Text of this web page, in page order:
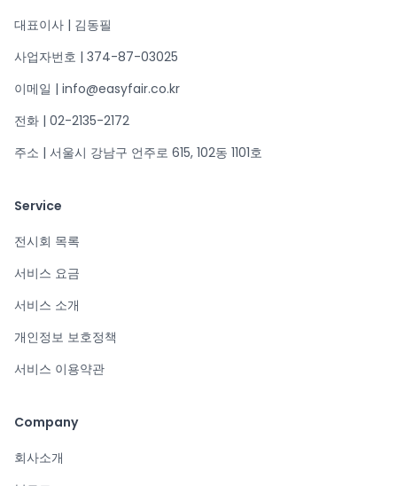
대표이사 | 김동필
사업자번호 | 374-87-03025
이메일 | info@easyfair.co.kr
전화 | 02-2135-2172
주소 | 서울시 강남구 언주로 615, 102동 1101호
Service
전시회 목록
서비스 요금
서비스 소개
개인정보 보호정책
서비스 이용약관
Company
회사소개